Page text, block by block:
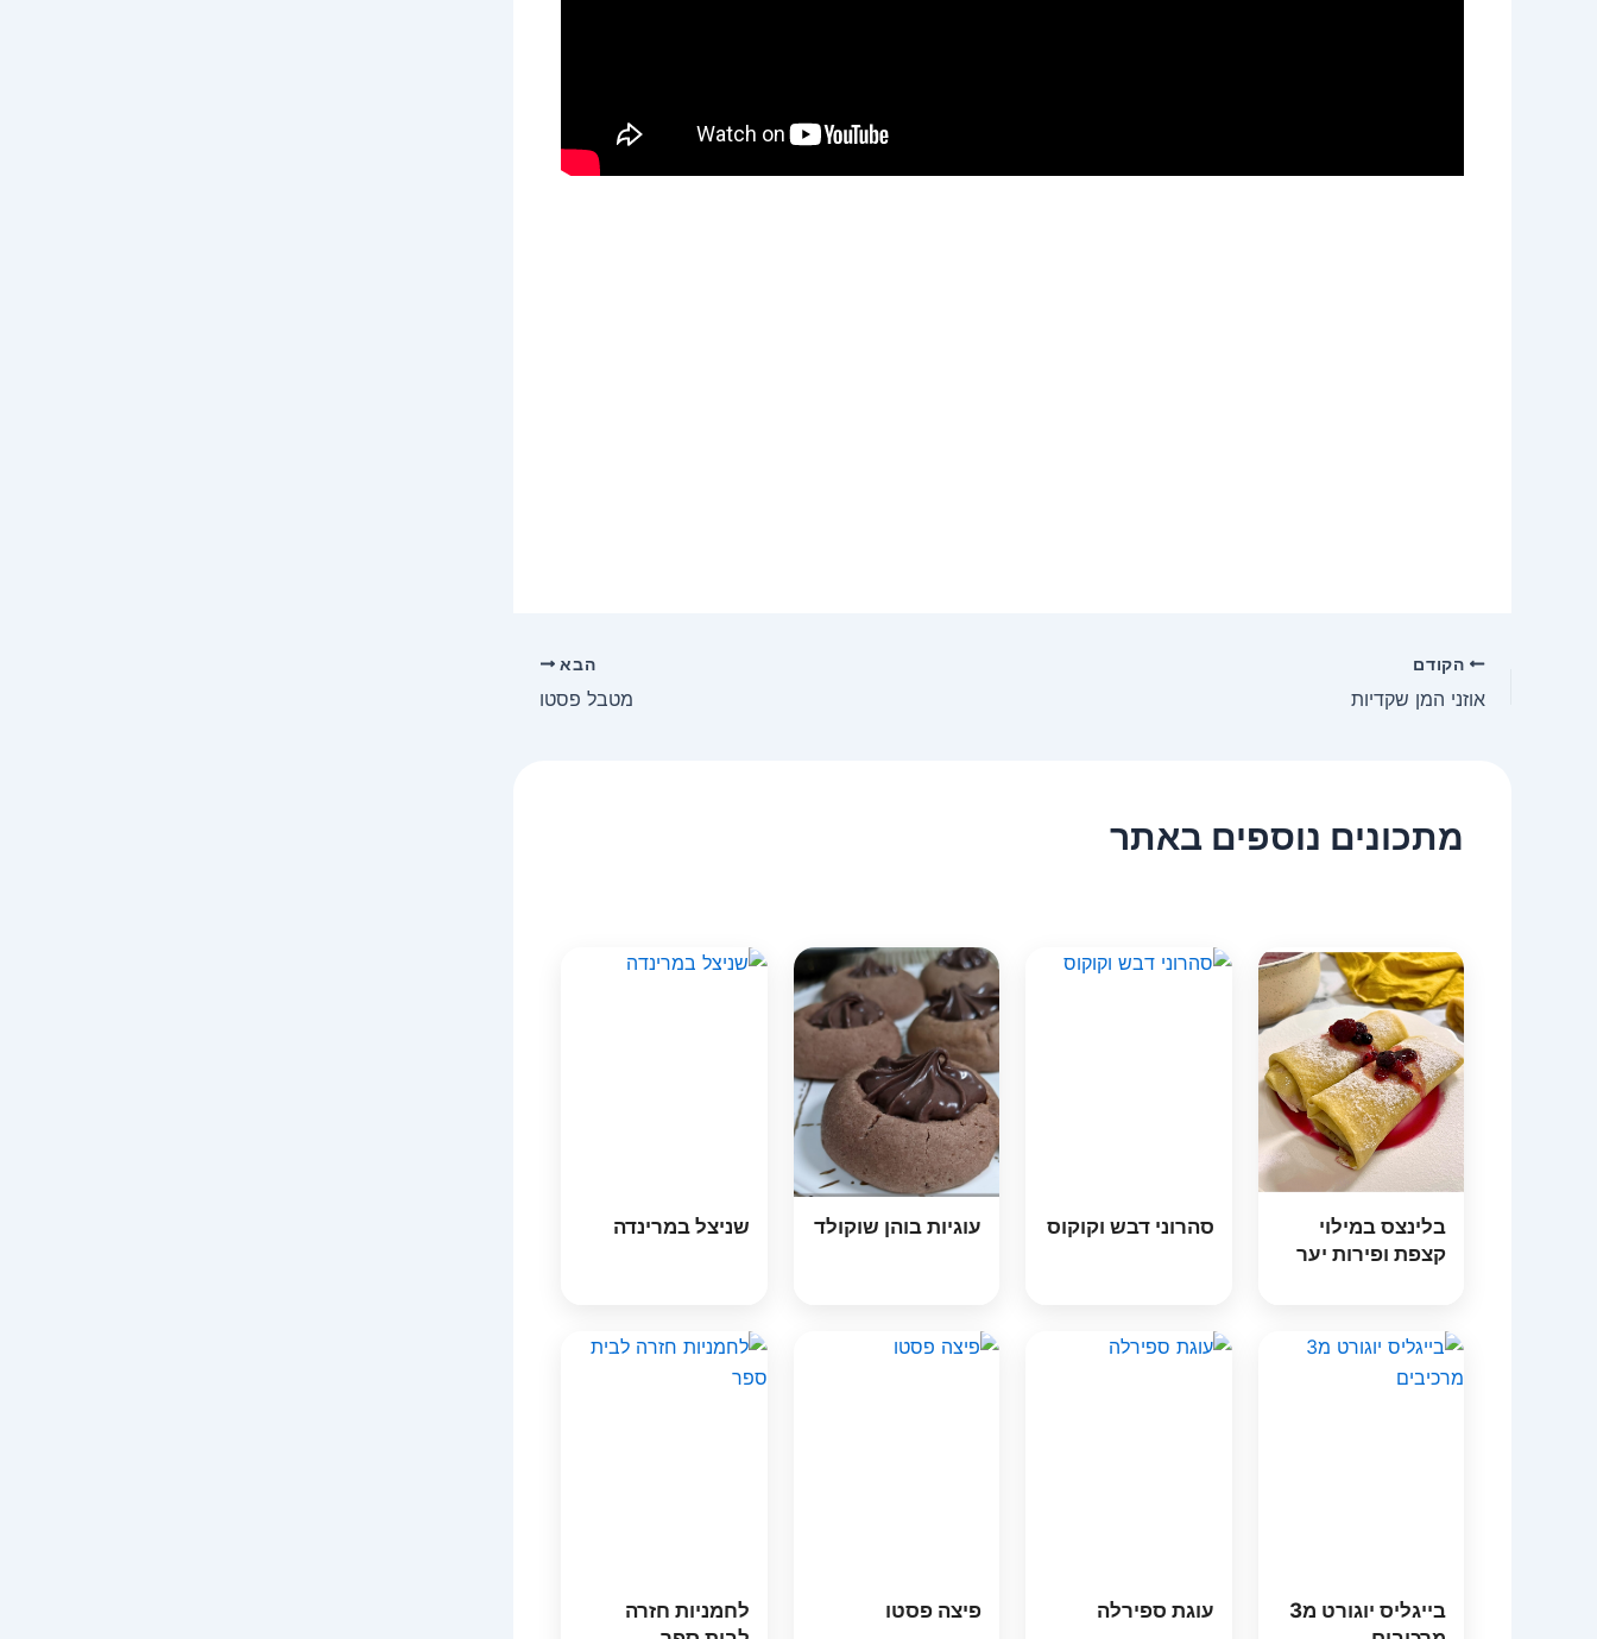
הקודם
אוזני המן שקדיות
הבא
מטבל פסטו
מתכונים נוספים באתר
בלינצס במילוי
קצפת ופירות יער
סהרוני דבש וקוקוס עוגיות בוהן שוקולד שניצל במרינדה
בייגליס יוגורט מ3
עוגת ספירלה פיצה פסטו
לחמניות חזרה